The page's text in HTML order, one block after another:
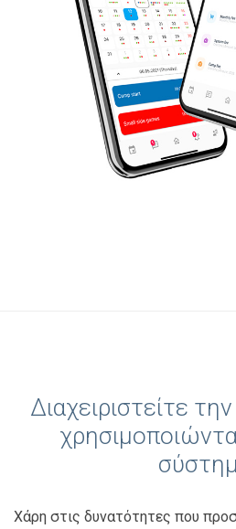
Διαχειριστείτε
Χάρη στις δυνατότητες που